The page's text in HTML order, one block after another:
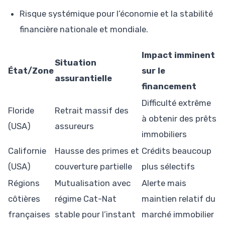
Risque systémique pour l’économie et la stabilité
financière nationale et mondiale.
État/Zone
Situation
assurantielle
Impact imminent
sur le
financement
Floride
(USA)
Retrait massif des
assureurs
Difficulté extrême
à obtenir des prêts
immobiliers
Californie
(USA)
Hausse des primes et
couverture partielle
Crédits beaucoup
plus sélectifs
Régions
côtières
françaises
Mutualisation avec
régime Cat-Nat
stable pour l’instant
Alerte mais
maintien relatif du
marché immobilier